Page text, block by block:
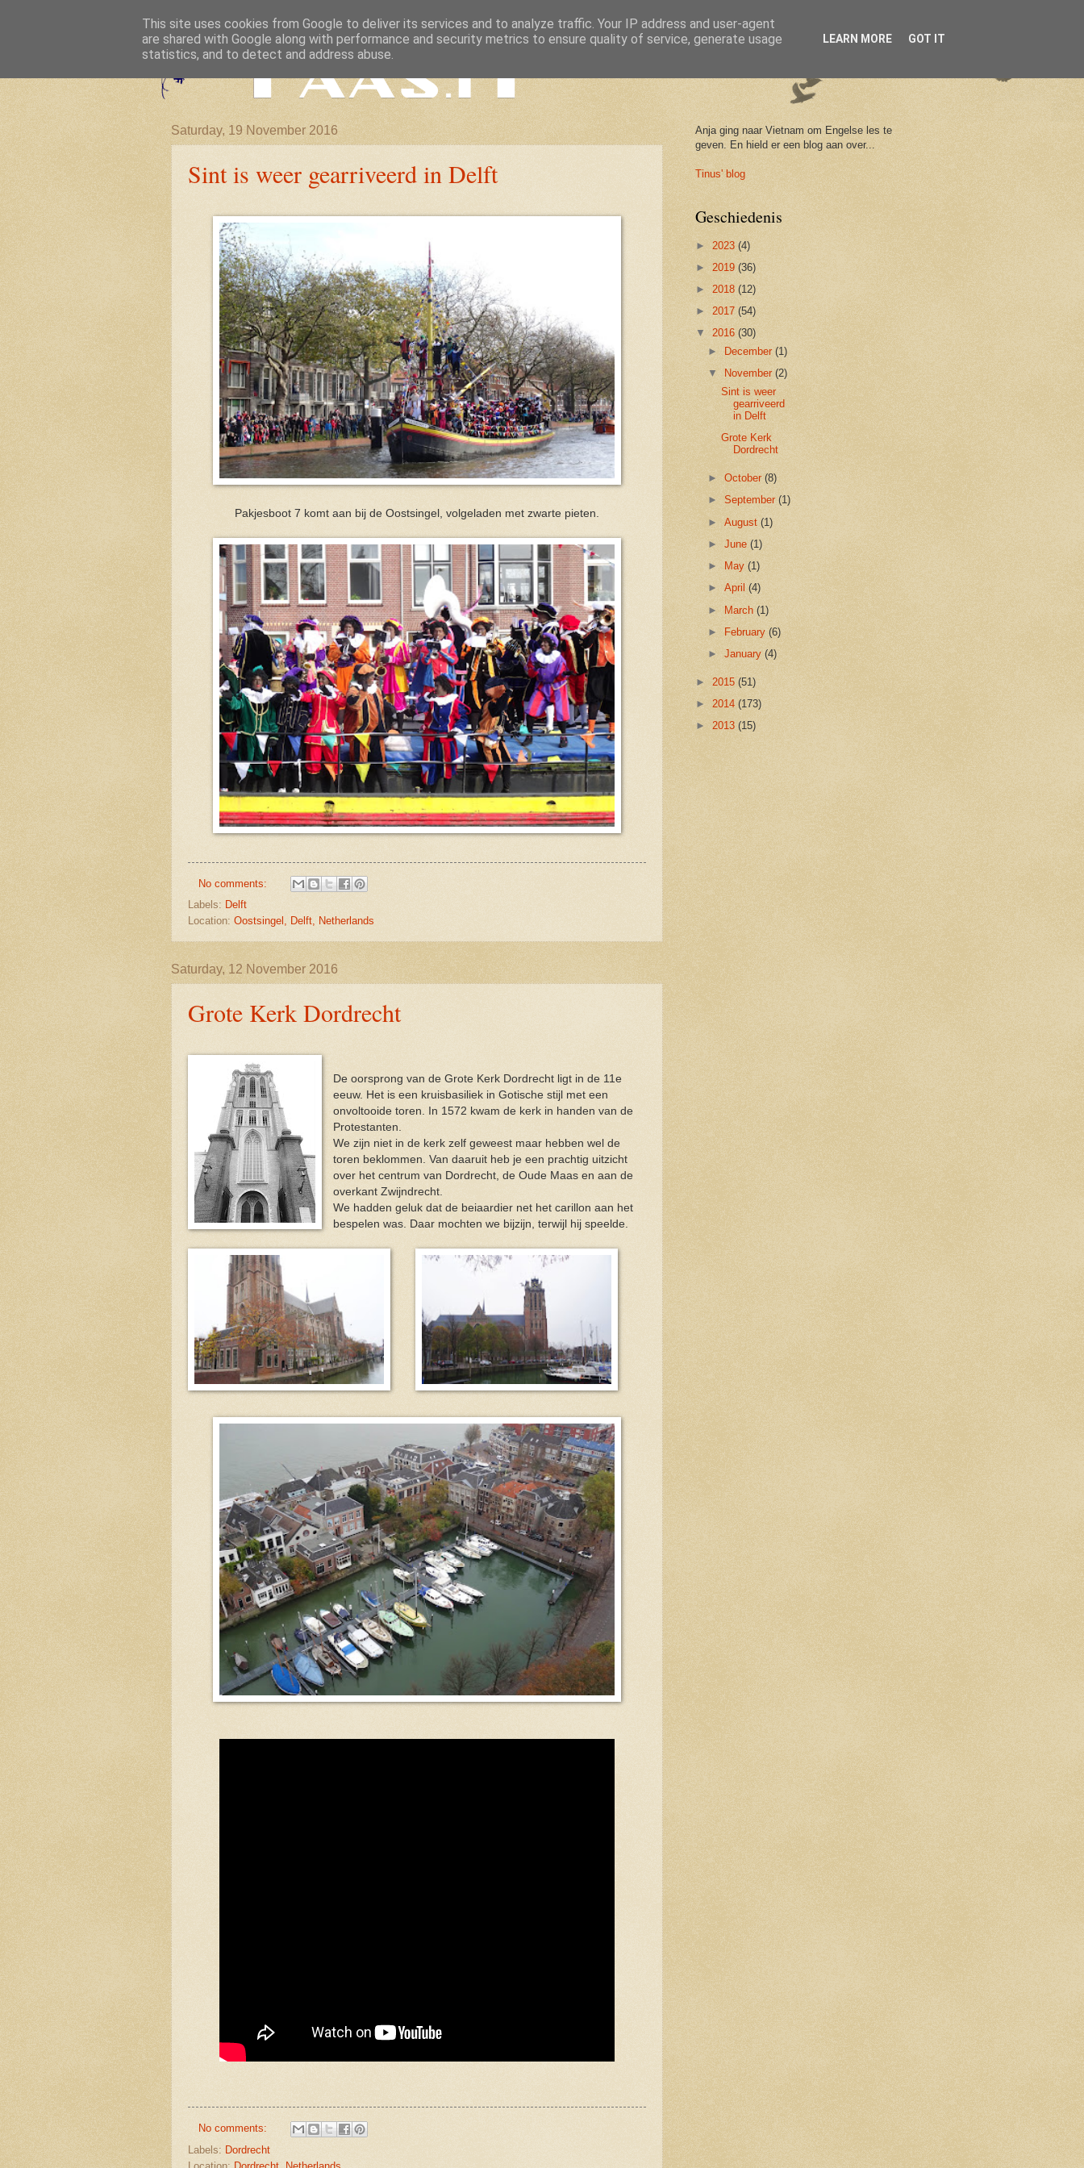
Saturday, 19 November 2016
Sint is weer gearriveerd in Delft
Pakjesboot 7 komt aan bij de Oostsingel, volgeladen met zwarte pieten.
No comments:
Labels: Delft
Location: Oostsingel, Delft, Netherlands
Saturday, 12 November 2016
Grote Kerk Dordrecht
De oorsprong van de Grote Kerk Dordrecht ligt in de 11e
eeuw. Het is een kruisbasiliek in Gotische stijl met een
onvoltooide toren. In 1572 kwam de kerk in handen van de
Protestanten.
We zijn niet in de kerk zelf geweest maar hebben wel de
toren beklommen. Van daaruit heb je een prachtig uitzicht
over het centrum van Dordrecht, de Oude Maas en aan de
overkant Zwijndrecht.
We hadden geluk dat de beiaardier net het carillon aan het
bespelen was. Daar mochten we bijzijn, terwijl hij speelde.
No comments:
Labels: Dordrecht
Anja ging naar Vietnam om Engelse les te
geven. En hield er een blog aan over...
Tinus' blog
Geschiedenis
► 2023 (4)
► 2019 (36)
► 2018 (12)
► 2017 (54)
▼ 2016 (30)
►
December(1)
▼
November(2)
Sint is weer
gearriveerd
in Delft
Grote Kerk
Dordrecht
►October(8)
►September(1)
►August(1)
►June(1)
►
May(1)
►April(4)
► March(1)
► February(6)
►January(4)
► 2015 (51)
► 2014 (173)
► 2013 (15)
This site uses cookies from Google to deliver its services and to analyze traffic. Your IP address and user-agent
are shared with Google along with performance and security metrics to ensure quality of service, generate usage
statistics, and to detect and address abuse.
LEARN MORE GOT IT